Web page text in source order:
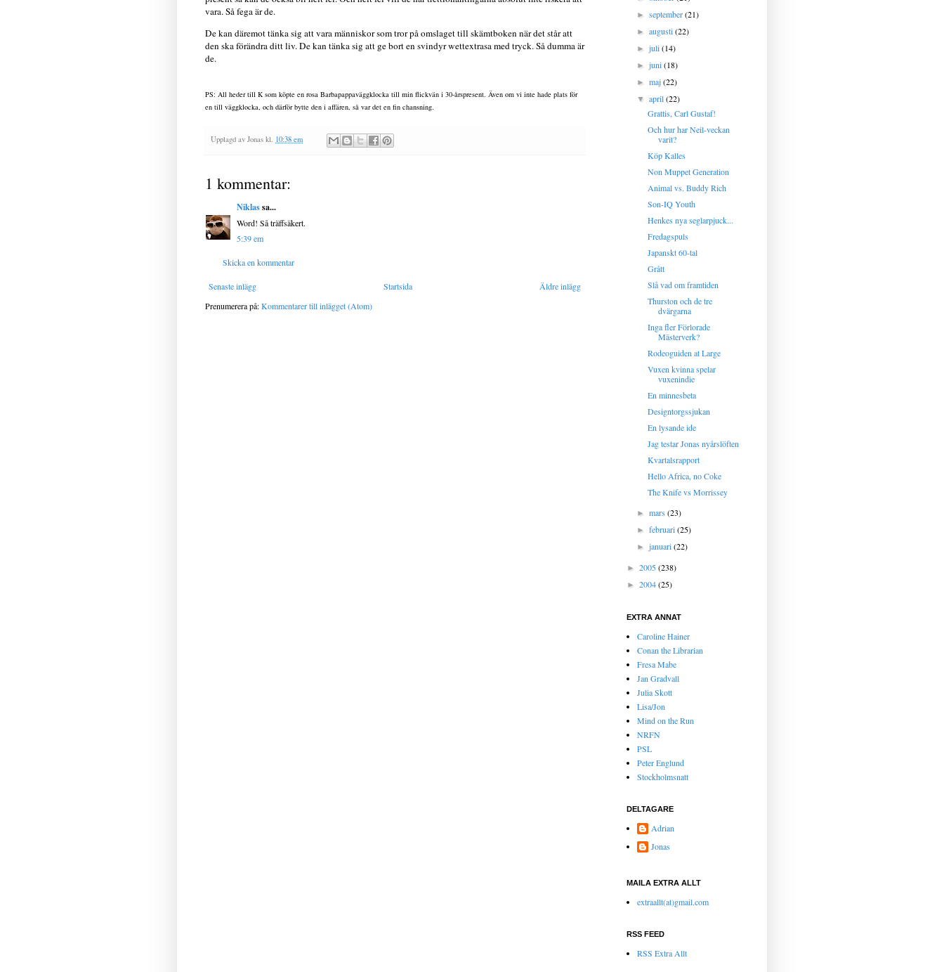
vara. Så fega är de.
De kan däremot tänka sig att vara människor som tror på omslaget till skämtboken när det står att
den ska förändra ditt liv. De kan tänka sig att ge bort en svindyr wettextrasa med tryck. Så dumma är
de.
PS: All heder till K som köpte en rosa Barbapappaväggklocka till min flickvän i 30-årspresent. Även om vi inte hade plats för
en till väggklocka, och därför bytte den i affären, så var det en fin chansning.
Upplagd av Jonas kl. 10:38 em
1 kommentar:
Niklassa...
Word! Så träffsäkert.
5:39 em
Skicka en kommentar
Senaste inlägg Äldre inlägg
Startsida
Prenumerera på:Kommentarer till inlägget (Atom)
►september(21)
►augusti(22)
►juli(14)
►juni(18)
►maj(22)
▼april(22)
Grattis, Carl Gustaf!
Och hur har Neil-veckan
varit?
Köp Kalles
Non Muppet Generation
Animal vs. Buddy Rich
Son-IQ Youth
Henkes nya seglarpjuck...
Fredagspuls
Japanskt 60-tal
Grått
Slå vad om framtiden
Thurston och de tre
dvärgarna
Inga fler Förlorade
Mästerverk?
Rodeoguiden at Large
Vuxen kvinna spelar
vuxenindie
En minnesbeta
Designtorgssjukan
En lysande ide
Jag testar Jonas nyårslöften
Kvartalsrapport
Hello Africa, no Coke
The Knife vs Morrissey
►mars(23)
►februari(25)
►januari(22)
► 2005(238)
► 2004(25)
EXTRA ANNAT
Caroline Hainer
Conan the Librarian
Fresa Mabe
Jan Gradvall
Julia Skott
Lisa/Jon
Mind on the Run
NRFN
PSL
Peter Englund
Stockholmsnatt
DELTAGARE
Adrian
Jonas
MAILA EXTRA ALLT
extraallt(at)gmail.com
RSS FEED
RSS Extra Allt